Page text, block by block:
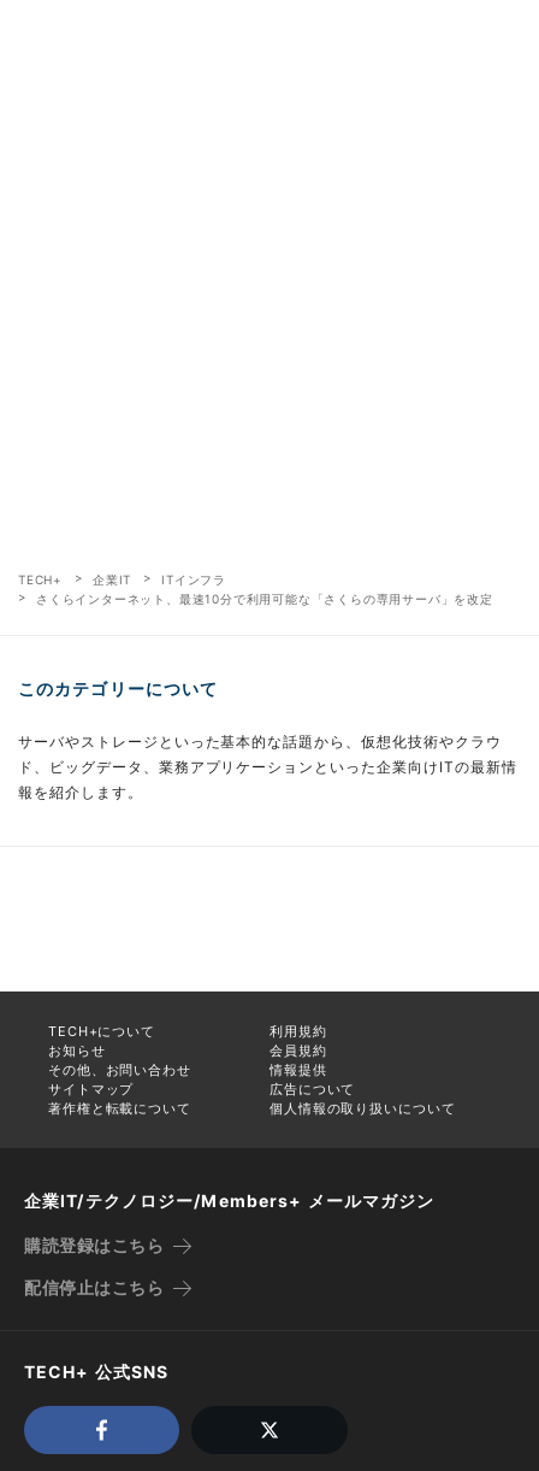
TECH+ 企業IT
ITインフラ
さくらインターネット、最速10分で利用可能な「さくらの専用サーバ」を改定
このカテゴリーについて
サーバやストレージといった基本的な話題から、仮想化技術やクラウ
ド、ビッグデータ、業務アプリケーションといった企業向けITの最新情
報を紹介します。
TECH+について
利用規約
お知らせ
会員規約
その他、お問い合わせ
情報提供
サイトマップ
広告について
著作権と転載について
個人情報の取り扱いについて
企業IT/テクノロジー/Members+ メールマガジン
購読登録はこちら
配信停止はこちら
TECH+ 公式SNS